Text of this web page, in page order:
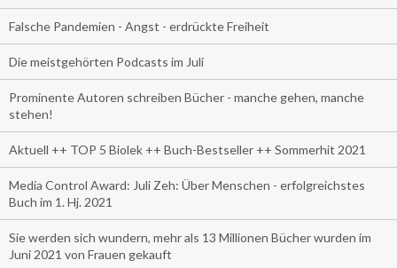
Falsche Pandemien - Angst - erdrückte Freiheit
Die meistgehörten Podcasts im Juli
Prominente Autoren schreiben Bücher - manche gehen, manche
stehen!
Aktuell ++ TOP 5 Biolek ++ Buch-Bestseller ++ Sommerhit 2021
Media Control Award: Juli Zeh: Über Menschen - erfolgreichstes
Buch im 1. Hj. 2021
Sie werden sich wundern, mehr als 13 Millionen Bücher wurden im
Juni 2021 von Frauen gekauft